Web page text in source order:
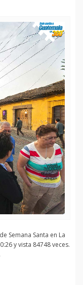
Semana Santa en La
y vista 84748 veces.